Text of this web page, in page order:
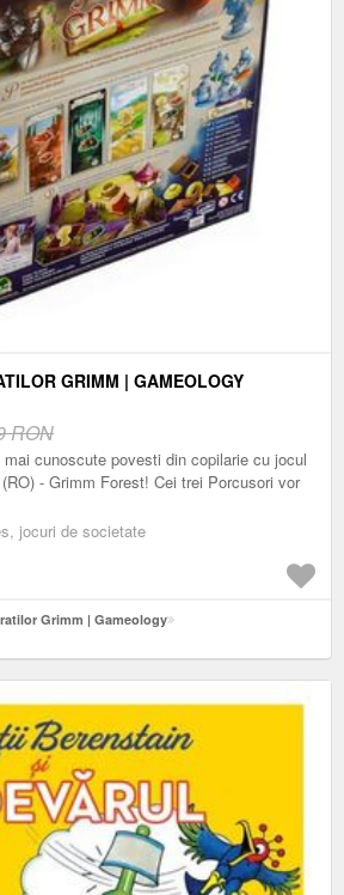
GRIMM | GAMEOLOGY
RON
cunoscute povesti din copilarie cu jocul
- Grimm Forest! Cei trei Porcusori vor
jocuri de societate
Grimm | Gameology